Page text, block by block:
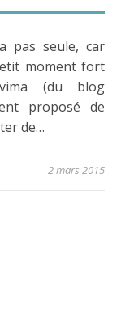
moment fort
(du blog
proposé de
de…
2 mars 2015